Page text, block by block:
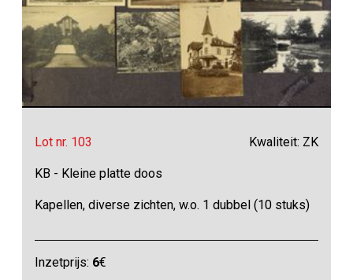
Lot nr. 103 Kwaliteit: ZK
KB - Kleine platte doos
Kapellen, diverse zichten, w.o. 1 dubbel (10 stuks)
Inzetprijs: 6€